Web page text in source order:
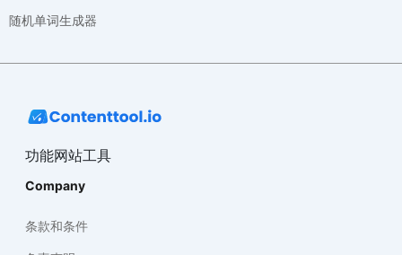
随机单词生成器
功能网站工具
Company
条款和条件